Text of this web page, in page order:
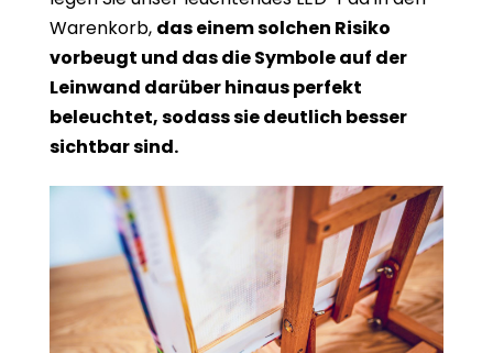
Warenkorb, das einem solchen Risiko
vorbeugt und das die Symbole auf der
Leinwand darüber hinaus perfekt
beleuchtet, sodass sie deutlich besser
sichtbar sind.